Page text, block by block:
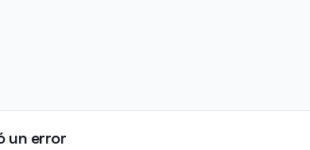
un error